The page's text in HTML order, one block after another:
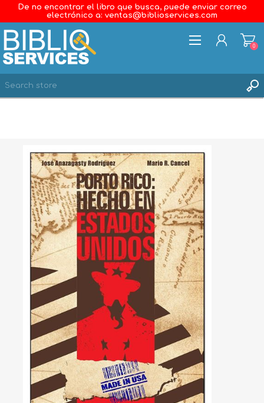
De no encontrar el libro que busca, puede enviar correo
electrónico a: ventas@biblioservices.com
0